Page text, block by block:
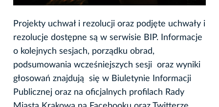
Projekty uchwał i rezolucji oraz podjęte uchwały i
rezolucje dostępne są w serwisie BIP. Informacje
o kolejnych sesjach, porządku obrad,
podsumowania wcześniejszych sesji oraz wyniki
głosowań znajdują się w Biuletynie Informacji
Publicznej oraz na oficjalnych profilach Rady